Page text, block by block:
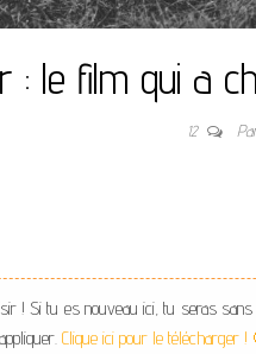
: le film qui a
12
! Si tu es nouveau ici, tu seras
Clique ici pour le télécharger